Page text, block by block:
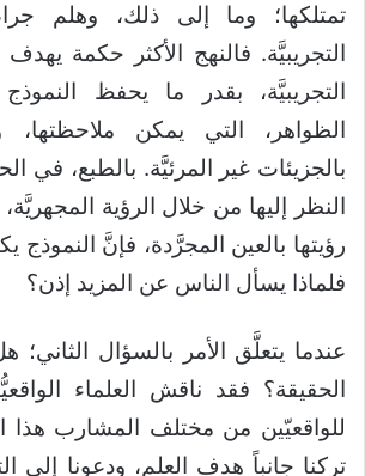
تمتلكها؛ وما إلى ذلك، وهلم جرا،
التجريبيَّة. فالنهج الأكثر حكمة
التجريبيَّة، بقدر ما يحفظ
الظواهر، التي يمكن ملاحظتها،
بالجزيئات غير المرئيَّة. بالطبع، في
النظر إليها من خلال الرؤية
رؤيتها بالعين المجرَّدة، فإنَّ النموذج
فلماذا يسأل الناس عن المزيد إذن؟
عندما يتعلَّق الأمر بالسؤال الثاني؛
الحقيقة؟ فقد ناقش العلماء
للواقعيّين من مختلف المشارب هذا
تركنا جانباً هدف العلم، ودعونا إلى